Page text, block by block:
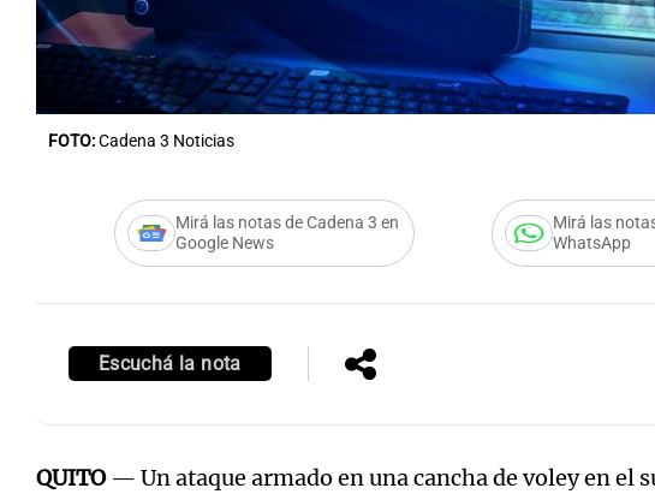
FOTO:Cadena 3 Noticias
Mirá las notas de Cadena 3 en
Google News
Mirá las
WhatsApp
Escuchá la nota
QUITO— Un ataque armado en una cancha de voley en el